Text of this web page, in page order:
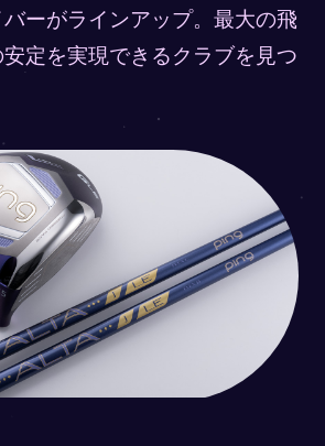
ーがラインアップ。最大の飛
定を実現でき るクラブを見つ